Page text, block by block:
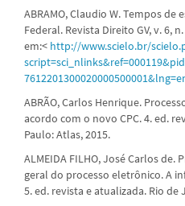
ABRAMO, Claudio W. Tempos
Federal. Revista Direito GV, v. 6,
em:< http://www.scielo.br/
ABRÃO, Carlos Henrique.
acordo com o novo CPC. 4. ed.
Paulo: Atlas, 2015.
ALMEIDA FILHO, José Carlos
geral do processo eletrônico. A
5. ed. revista e atualizada. Rio de